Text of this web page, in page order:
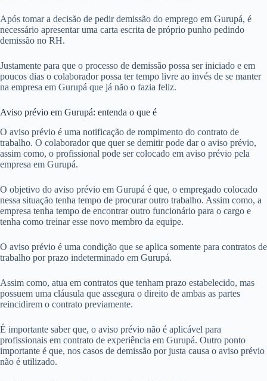
Após tomar a decisão de pedir demissão do emprego em Gurupá, é
necessário apresentar uma carta escrita de próprio punho pedindo
demissão no RH.
Justamente para que o processo de demissão possa ser iniciado e em
poucos dias o colaborador possa ter tempo livre ao invés de se manter
na empresa em Gurupá que já não o fazia feliz.
Aviso prévio em Gurupá: entenda o que é
O aviso prévio é uma notificação de rompimento do contrato de
trabalho. O colaborador que quer se demitir pode dar o aviso prévio,
assim como, o profissional pode ser colocado em aviso prévio pela
empresa em Gurupá.
O objetivo do aviso prévio em Gurupá é que, o empregado colocado
nessa situação tenha tempo de procurar outro trabalho. Assim como, a
empresa tenha tempo de encontrar outro funcionário para o cargo e
tenha como treinar esse novo membro da equipe.
O aviso prévio é uma condição que se aplica somente para contratos de
trabalho por prazo indeterminado em Gurupá.
Assim como, atua em contratos que tenham prazo estabelecido, mas
possuem uma cláusula que assegura o direito de ambas as partes
reincidirem o contrato previamente.
É importante saber que, o aviso prévio não é aplicável para
profissionais em contrato de experiência em Gurupá. Outro ponto
importante é que, nos casos de demissão por justa causa o aviso prévio
não é utilizado.